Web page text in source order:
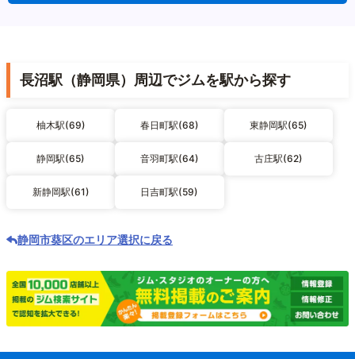
長沼駅（静岡県）周辺でジムを駅から探す
柚木駅(69) 春日町駅(68) 東静岡駅(65)
静岡駅(65) 音羽町駅(64) 古庄駅(62)
新静岡駅(61) 日吉町駅(59)
静岡市葵区のエリア選択に戻る